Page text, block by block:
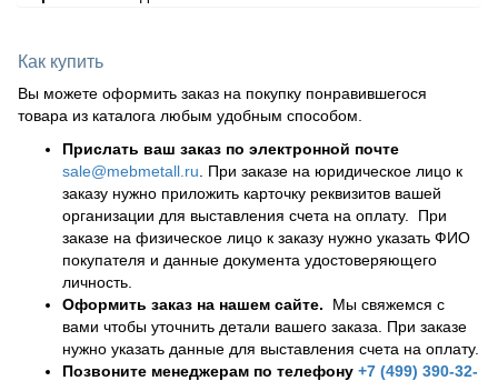
Как купить
Вы можете оформить заказ на покупку понравившегося
товара из каталога любым удобным способом.
Прислать ваш заказ по электронной почте
sale@mebmetall.ru . При заказе на юридическое лицо к
заказу нужно приложить карточку реквизитов вашей
организации для выставления счета на оплату. При
заказе на физическое лицо к заказу нужно указать ФИО
покупателя и данные документа удостоверяющего
личность.
Оформить заказ на нашем сайте. Мы свяжемся с
вами чтобы уточнить детали вашего заказа. При заказе
нужно указать данные для выставления счета на оплату.
Позвоните менеджерам по телефону +7 (499) 390-32-